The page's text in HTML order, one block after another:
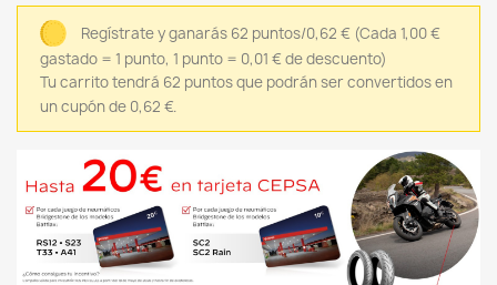
Regístrate y ganarás 62 puntos/0,62 € (Cada 1,00 €
gastado = 1 punto, 1 punto = 0,01 € de descuento)
Tu carrito tendrá 62 puntos que podrán ser convertidos en
un cupón de 0,62 €.